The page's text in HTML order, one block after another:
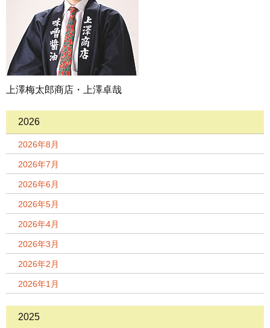
上澤梅太郎商店・上澤卓哉
2026
2026年8月
2026年7月
2026年6月
2026年5月
2026年4月
2026年3月
2026年2月
2026年1月
2025